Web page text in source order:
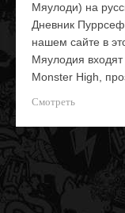
Мяулоди) на
Дневник
нашем сайте в
Мяулодия
Monster High,
Смотреть